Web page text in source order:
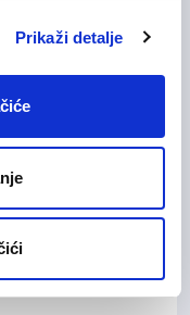
Prikaži detalje